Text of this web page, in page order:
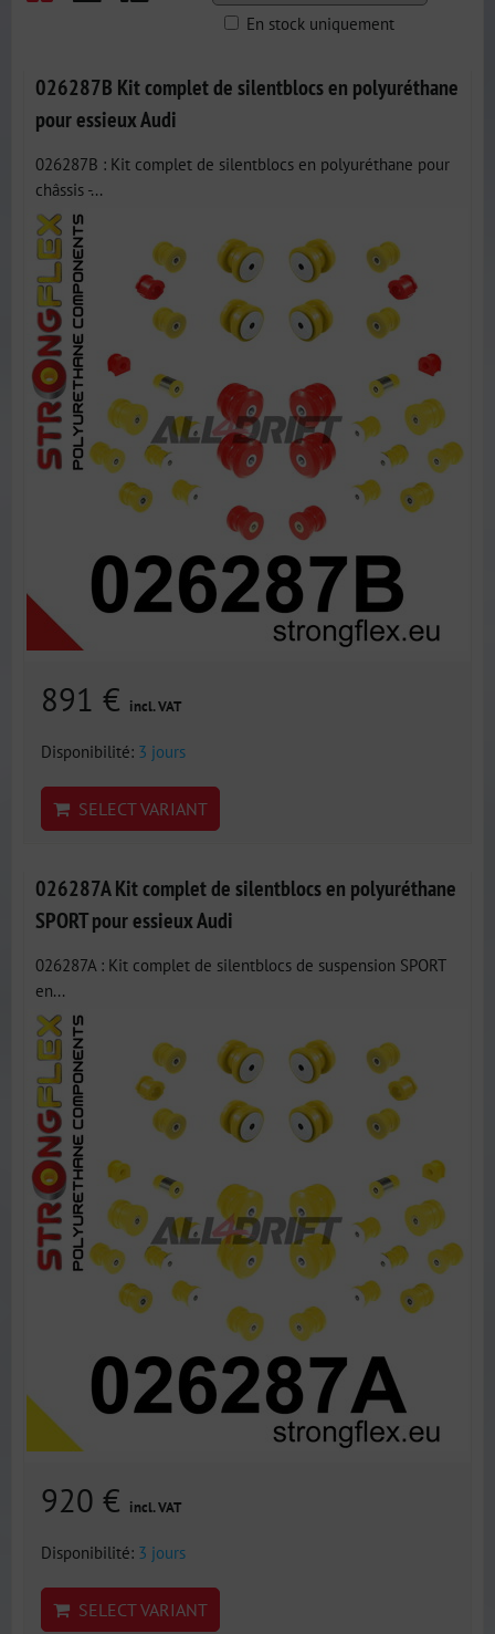
En stock uniquement
026287B Kit complet de silentblocs en polyuréthane
pour essieux Audi
026287B : Kit complet de silentblocs en polyuréthane pour
châssis -...
891 € incl. VAT
Disponibilité: 3 jours
SELECT VARIANT
026287A Kit complet de silentblocs en polyuréthane
SPORT pour essieux Audi
026287A : Kit complet de silentblocs de suspension SPORT
en...
920 € incl. VAT
Disponibilité: 3 jours
SELECT VARIANT